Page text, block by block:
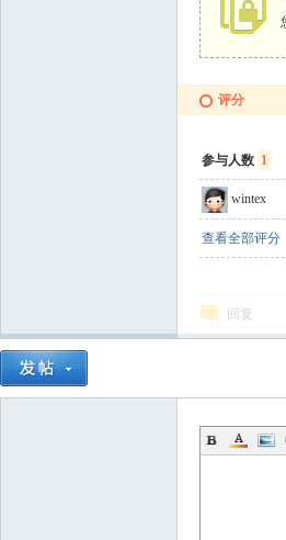
评分
参与人数 1
wintex
查看全部评分
回复